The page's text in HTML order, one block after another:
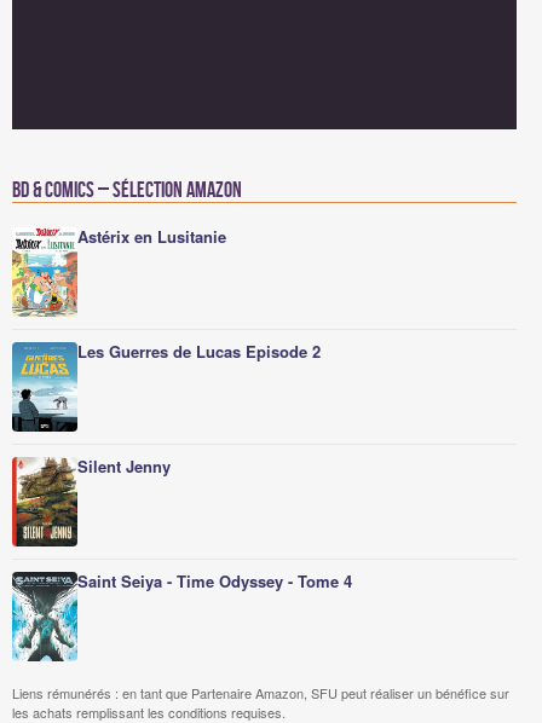
BD & Comics – Sélection Amazon
Astérix en Lusitanie
Les Guerres de Lucas Episode 2
Silent Jenny
Saint Seiya - Time Odyssey - Tome 4
Liens rémunérés : en tant que Partenaire Amazon, SFU peut réaliser un bénéfice sur
les achats remplissant les conditions requises.